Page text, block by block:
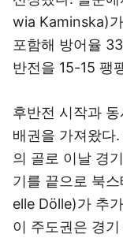
wia Kaminska)
포함해 방어율
반전을 15-15 팽
후반전 시작과
배권을 가져왔다
의 골로 이날 경
기를 끝으로 북
elle Dölle)가 추
이 주도권은 경